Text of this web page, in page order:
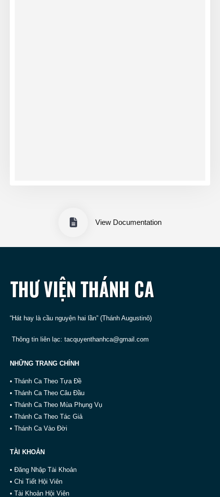
View Documentation
“Hát hay là cầu nguyện hai lần” (Thánh Augustinô)
Thông tin liên lạc: tacquyenthanhca@gmail.com
NHỮNG TRANG CHÍNH
• Thánh Ca Theo Tựa Đề
• Thánh Ca Theo Câu Đầu
• Thánh Ca Theo Mùa Phụng Vụ
• Thánh Ca Theo Tác Giả
• Thánh Ca Vào Đời
TÀI KHOẢN
• Đăng Nhập Tài Khoản
• Chi Tiết Hội Viên
• Tài Khoản Hội Viên